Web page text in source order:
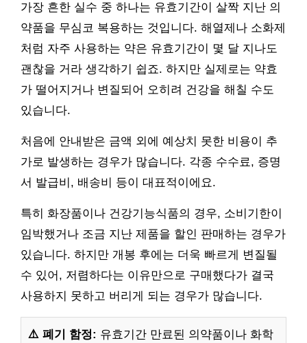
가장 흔한 실수 중 하나는 유효기간이 살짝 지난 의
약품을 무심코 복용하는 것입니다. 해열제나 소화제
처럼 자주 사용하는 약은 유효기간이 몇 달 지나도
괜찮을 거라 생각하기 쉽죠. 하지만 실제로는 약효
가 떨어지거나 변질되어 오히려 건강을 해칠 수도
있습니다.
처음에 안내받은 금액 외에 예상치 못한 비용이 추
가로 발생하는 경우가 많습니다. 각종 수수료, 증명
서 발급비, 배송비 등이 대표적이에요.
특히 화장품이나 건강기능식품의 경우, 소비기한이
임박했거나 조금 지난 제품을 할인 판매하는 경우가
있습니다. 하지만 개봉 후에는 더욱 빠르게 변질될
수 있어, 저렴하다는 이유만으로 구매했다가 결국
사용하지 못하고 버리게 되는 경우가 많습니다.
⚠️ 폐기 함정: 유효기간 만료된 의약품이나 화학